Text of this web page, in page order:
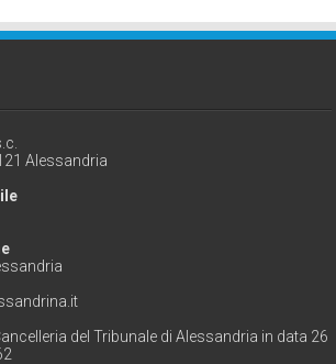
Alessandria
del Tribunale di Alessandria in data 26